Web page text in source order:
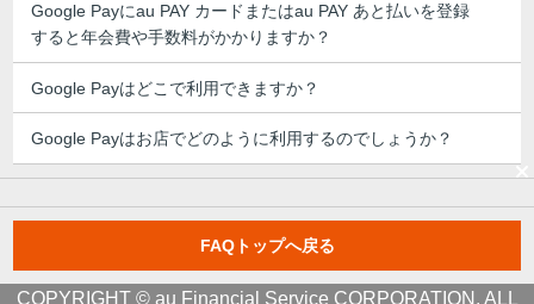
Google Payにau PAY カードまたはau PAY あと払いを登録
すると年会費や手数料がかかりますか？
Google Payはどこで利用できますか？
Google Payはお店でどのように利用するのでしょうか？
FAQトップへ戻る
COPYRIGHT © au Financial Service CORPORATION, ALL